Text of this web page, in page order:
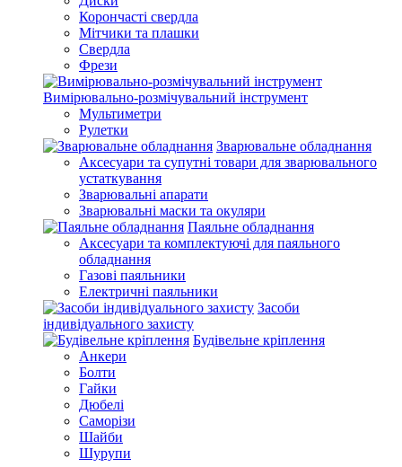
Корончасті свердла
Мітчики та плашки
Свердла
Фрези
Вимірювально-розмічувальний інструмент
Мультиметри
Рулетки
Зварювальне обладнання
Аксесуари та супутні товари для зварювального
устаткування
Зварювальні апарати
Зварювальні маски та окуляри
Паяльне обладнання
Аксесуари та комплектуючі для паяльного
обладнання
Газові паяльники
Електричні паяльники
Засоби
індивідуального захисту
Будівельне кріплення
Анкери
Болти
Гайки
Дюбелі
Саморізи
Шайби
Шурупи